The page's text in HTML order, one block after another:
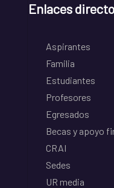
Enlaces
Aspirantes
Familia
Estudiantes
Profesores
Egresados
Becas y apoyo
CRAI
Sedes
UR media